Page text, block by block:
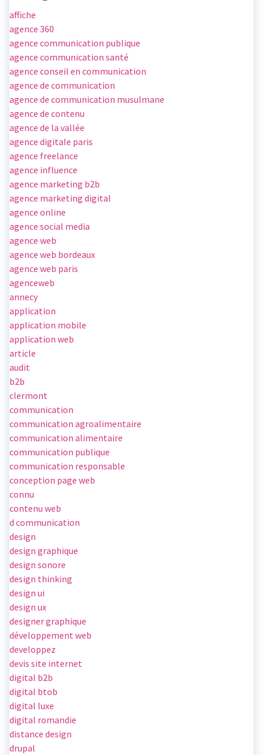
affiche
agence 360
agence communication publique
agence communication santé
agence conseil en communication
agence de communication
agence de communication musulmane
agence de contenu
agence de la vallée
agence digitale paris
agence freelance
agence influence
agence marketing b2b
agence marketing digital
agence online
agence social media
agence web
agence web bordeaux
agence web paris
agenceweb
annecy
application
application mobile
application web
article
audit
b2b
clermont
communication
communication agroalimentaire
communication alimentaire
communication publique
communication responsable
conception page web
connu
contenu web
d communication
design
design graphique
design sonore
design thinking
design ui
design ux
designer graphique
développement web
developpez
devis site internet
digital b2b
digital btob
digital luxe
digital romandie
distance design
drupal